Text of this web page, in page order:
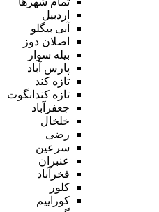
اردبیل
آبی بیگلو
اصلان دوز
بیله سوار
پارس آباد
تازه کند
تازه کندانگوت
جعفرآباد
خلخال
رضی
سرعین
عنبران
فخرآباد
کلور
کوراییم